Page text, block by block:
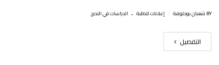
BY شعبان بوحلوفة إعلانات للطلبة . الدراسات في التدرج
التفصيل